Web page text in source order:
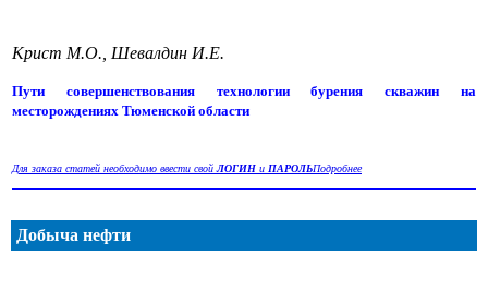
Крист М.О., Шевалдин И.Е.
Пути совершенствования технологии бурения скважин на
месторождениях Тюменской области
Для заказа статей необходимо ввести свойЛОГИН и ПАРОЛЬПодробнее
Добыча нефти